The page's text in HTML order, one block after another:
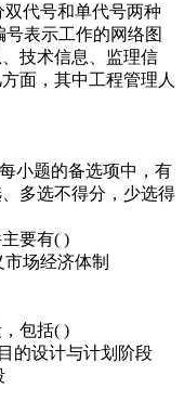
代号和单代号两种
表示工作的网络图
技术信息、监理信
面，其中工程管理人
小题的备选项中，有
多选不得分，少选得
要有( )
场经济体制
包括( )
的设计与计划阶段